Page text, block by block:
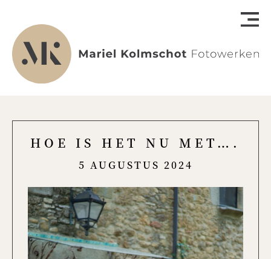
HOE IS HET NU MET….
5 AUGUSTUS 2024